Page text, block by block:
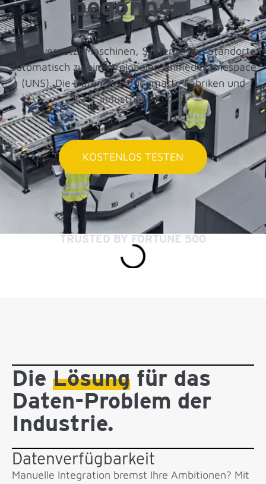
begonnen.
i-flow vernetzt Maschinen, Systeme und Standorte
automatisch zu einem globalen Unified Namespace
(UNS). Die Datenbasis für smarte Fabriken und
industrielle KI.
KOSTENLOS TESTEN
TRUSTED BY FORTUNE 500
Die Lösung für das
Daten-Problem der
Industrie.
Datenverfügbarkeit
Manuelle Integration bremst Ihre Ambitionen? Mit